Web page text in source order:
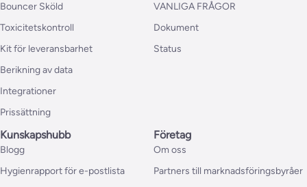
Bouncer Sköld
Toxicitetskontroll
Kit för leveransbarhet
Berikning av data
Integrationer
Prissättning
VANLIGA FRÅGOR
Dokument
Status
Kunskapshubb
Blogg
Hygienrapport för e-postlista
Företag
Om oss
Partners till marknadsföringsbyråer